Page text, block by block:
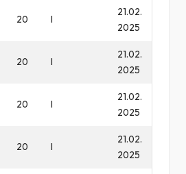
20 I
21.02.
2025
20 I
21.02.
2025
20 I
21.02.
2025
20 I
21.02.
2025